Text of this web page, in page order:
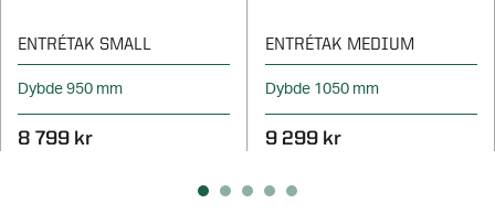
ENTRÉTAK SMALL
Dybde 950 mm
8 799 kr
ENTRÉTAK MEDIUM
Dybde 1050 mm
9 299 kr